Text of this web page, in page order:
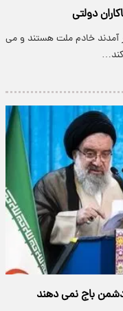
دولتی
آمدند خادم ملت هستند و می
دشمن باج نمی‌ دهند